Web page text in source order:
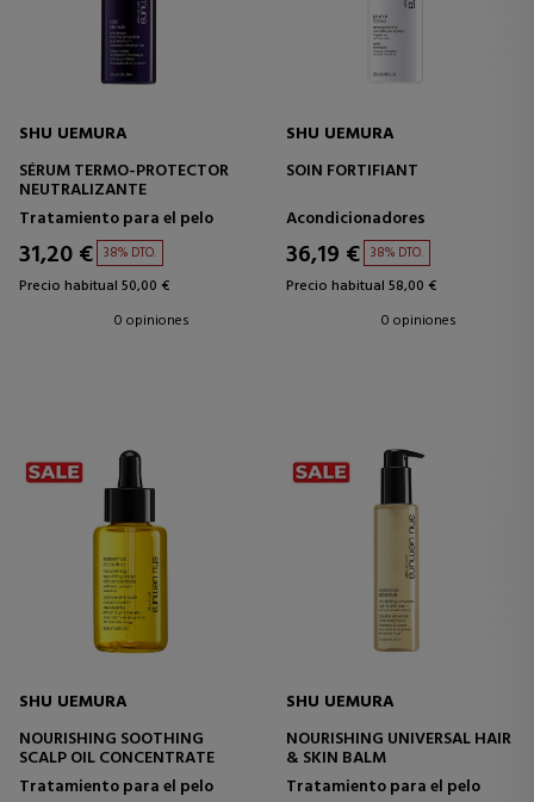
SHU UEMURA
SÉRUM TERMO-PROTECTOR
NEUTRALIZANTE
Tratamiento para el pelo
31,20 € 38% DTO.
Precio habitual 50,00 €
0 opiniones
SHU UEMURA
SOIN FORTIFIANT
Acondicionadores
36,19 € 38% DTO.
Precio habitual 58,00 €
0 opiniones
SHU UEMURA
NOURISHING SOOTHING
SCALP OIL CONCENTRATE
Tratamiento para el pelo
SHU UEMURA
NOURISHING UNIVERSAL HAIR
& SKIN BALM
Tratamiento para el pelo